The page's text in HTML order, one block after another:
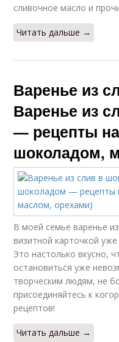
сливочное масло и
Читать дальше →
Варенье из
Варенье из
— рецепты
шоколадом,
В моей семье варенье
визитной карточкой
Это настолько вкусно,
остановиться уже
творческим людям, не
присоединяйтесь к
рецептов!
Читать дальше →